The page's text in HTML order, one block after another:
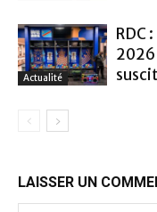
Actualité
RDC
2026
LAISSER UN